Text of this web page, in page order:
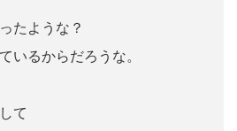
たような？
いるからだろうな。
て